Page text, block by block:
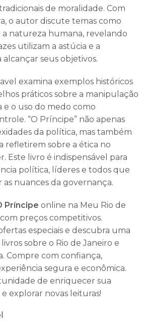
de moralidade. Com
o autor discute temas como
natureza humana, revelando
utilizam a astúcia e a
seus objetivos.
examina exemplos históricos
práticos sobre a manipulação
e o uso do medo como
“O Príncipe” não apenas
da política, mas também
refletirem sobre a ética no
Este livro é indispensável para
política, líderes e todos que
nuances da governança.
Príncipe online na Meu Rio de
preços competitivos.
especiais e descubra uma
sobre o Rio de Janeiro e
Compre com confiança,
segura e econômica.
de enriquecer sua
explorar novas leituras!